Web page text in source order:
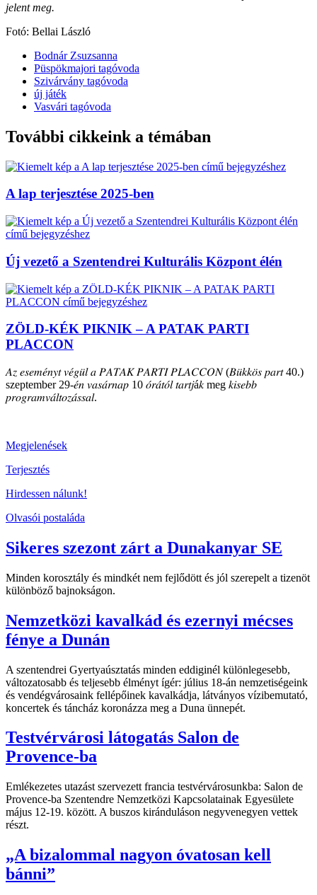
jelent meg.
Fotó: Bellai László
Bodnár Zsuzsanna
Püspökmajori tagóvoda
Szivárvány tagóvoda
új játék
Vasvári tagóvoda
További cikkeink a témában
A lap terjesztése 2025-ben
Új vezető a Szentendrei Kulturális Központ élén
ZÖLD-KÉK PIKNIK – A PATAK PARTI
PLACCON
𝐴𝑧 𝑒𝑠𝑒𝑚𝑒́𝑛𝑦𝑡 𝑣𝑒́𝑔𝑢̈𝑙 𝑎 𝑃𝐴𝑇𝐴𝐾 𝑃𝐴𝑅𝑇𝐼 𝑃𝐿𝐴𝐶𝐶𝑂𝑁 (𝐵𝑢̈𝑘𝑘𝑜̈𝑠 𝑝𝑎𝑟𝑡 40.)
szeptember 29-𝑒́𝑛 𝑣𝑎𝑠𝑎́𝑟𝑛𝑎𝑝 10 𝑜́𝑟𝑎́𝑡𝑜́𝑙 𝑡𝑎𝑟𝑡𝑗á𝑘 meg 𝑘𝑖𝑠𝑒𝑏𝑏
𝑝𝑟𝑜𝑔𝑟𝑎𝑚𝑣𝑎́𝑙𝑡𝑜𝑧𝑎́𝑠𝑠𝑎𝑙.
Megjelenések
Terjesztés
Hirdessen nálunk!
Olvasói postaláda
Sikeres szezont zárt a Dunakanyar SE
Minden korosztály és mindkét nem fejlődött és jól szerepelt a tizenöt
különböző bajnokságon.
Nemzetközi kavalkád és ezernyi mécses
fénye a Dunán
A szentendrei Gyertyaúsztatás minden eddiginél különlegesebb,
változatosabb és teljesebb élményt ígér: július 18-án nemzetiségeink
és vendégvárosaink fellépőinek kavalkádja, látványos vízibemutató,
koncertek és táncház koronázza meg a Duna ünnepét.
Testvérvárosi látogatás Salon de
Provence-ba
Emlékezetes utazást szervezett francia testvérvárosunkba: Salon de
Provence-ba Szentendre Nemzetközi Kapcsolatainak Egyesülete
május 12-19. között. A buszos kiránduláson negyvenegyen vettek
részt.
„A bizalommal nagyon óvatosan kell
bánni”